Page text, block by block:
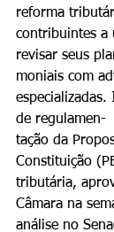
reforma
contribuintes a
revisar seus
moniais com
de regulamen-
tação da
Constituição
tributária,
Câmara na
análise no